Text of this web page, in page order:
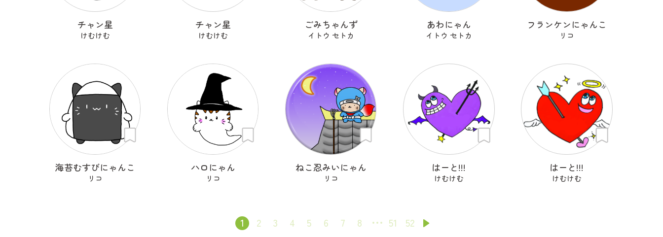
チャン星
けむけむ
チャン星
けむけむ
ごみちゃんず
イトウ セトカ
あわにゃん
イトウ セトカ
フランケンにゃんこ
リコ
海苔むすびにゃんこ
リコ
ハロにゃん
リコ
ねこ忍みいにゃん
リコ
はーと!!!
けむけむ
はーと!!!
けむけむ
1 2 3 4 5 6 7 8 51 52